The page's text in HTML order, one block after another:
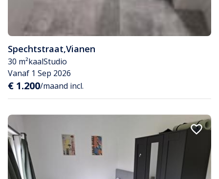
Spechtstraat,Vianen
30 m²kaalStudio
Vanaf 1 Sep 2026
€ 1.200/maand incl.